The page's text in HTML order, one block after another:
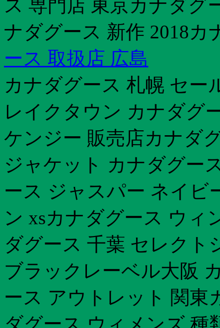
ス 専門店 東京カナダグ
ナダグース 新作 2018カ
ース 取扱店 広島
カナダグース 札幌 セー
レイクタウン カナダグ
ケンジー 販売店カナダ
ジャケット カナダグー
ース ジャスパー ネイビ
ン xsカナダグース ウィ
ダグース 千葉 セレクト
ブラックレーベル大阪
ース アウトレット 関東
ダグース ウィメンズ 種